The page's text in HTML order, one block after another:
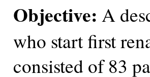
Objective: A
who start first
consisted of 83